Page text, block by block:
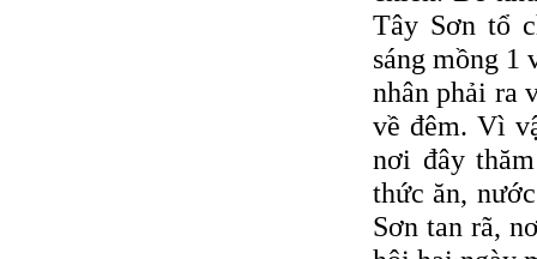
Tây Sơn tổ
sáng mồng 1
nhân phải ra
về đêm. Vì
nơi đây
thức ăn,
Sơn tan rã,